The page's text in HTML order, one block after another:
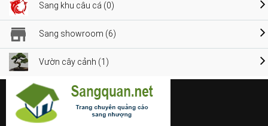
Sang khu câu cá (0)
Sang showroom (6)
Vườn cây cảnh (1)